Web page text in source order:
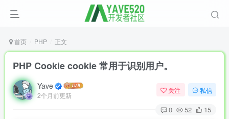
首页 PHP 正文
PHP Cookie cookie 常用于识别用户。
Yave
2个月前更新
关注 私信
0 52 15